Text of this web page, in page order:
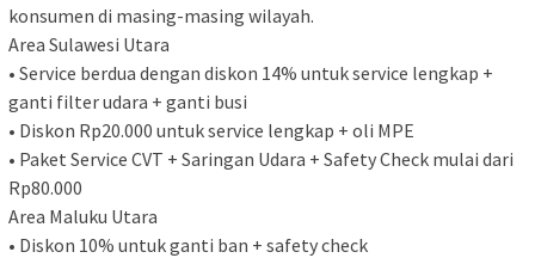
konsumen di masing-masing wilayah.
Area Sulawesi Utara
• Service berdua dengan diskon 14% untuk service lengkap +
ganti filter udara + ganti busi
• Diskon Rp20.000 untuk service lengkap + oli MPE
• Paket Service CVT + Saringan Udara + Safety Check mulai dari
Rp80.000
Area Maluku Utara
• Diskon 10% untuk ganti ban + safety check